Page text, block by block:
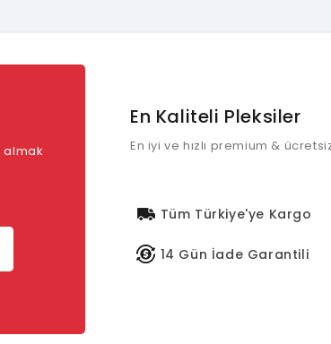
almak
En Kaliteli Pleksiler
En iyi ve hızlı premium &
Tüm Türkiye'ye Kargo
14 Gün İade Garantili